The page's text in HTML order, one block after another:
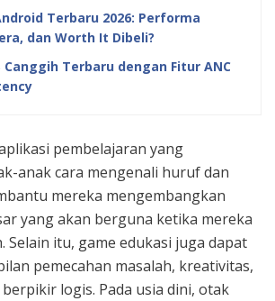
Terbaru 2026: Performa
dan Worth It Dibeli?
Canggih Terbaru dengan Fitur ANC
pembelajaran yang
anak cara mengenali huruf dan
mereka mengembangkan
yang akan berguna ketika mereka
Selain itu, game edukasi juga dapat
pemecahan masalah, kreativitas,
logis. Pada usia dini, otak